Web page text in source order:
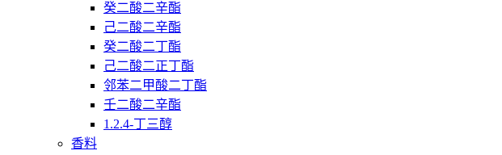
癸二酸二辛酯
己二酸二辛酯
癸二酸二丁酯
己二酸二正丁酯
邻苯二甲酸二丁酯
壬二酸二辛酯
1.2.4-丁三醇
香料